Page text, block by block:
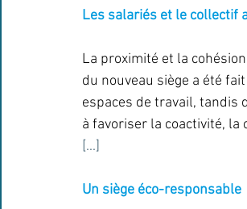
Les salariés et le collectif
La proximité et la
du nouveau siège a été
espaces de travail, tandis
à favoriser la coactivité,
[...]
Un siège éco-responsable